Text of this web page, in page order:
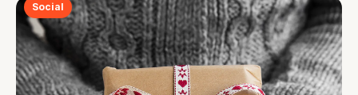
Social